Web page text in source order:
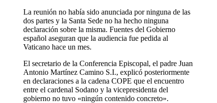
La reunión no había sido anunciada por ninguna de las
dos partes y la Santa Sede no ha hecho ninguna
declaración sobre la misma. Fuentes del Gobierno
español aseguran que la audiencia fue pedida al
Vaticano hace un mes.
El secretario de la Conferencia Episcopal, el padre Juan
Antonio Martínez Camino S.I., explicó posteriormente
en declaraciones a la cadena COPE que el encuentro
entre el cardenal Sodano y la vicepresidenta del
gobierno no tuvo «ningún contenido concreto».